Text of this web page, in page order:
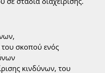
σκοπού ενός
κινδύνων, του